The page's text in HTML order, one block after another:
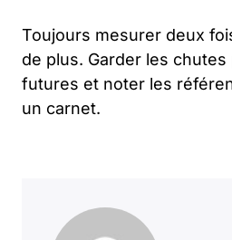
Toujours mesurer deux
de plus. Garder les
futures et noter les
un carnet.